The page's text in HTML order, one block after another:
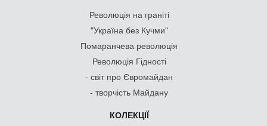
Революція на граніті
"Україна без Кучми"
Помаранчева революція
Революція Гідності
- світ про Євромайдан
- творчість Майдану
КОЛЕКЦІЇ